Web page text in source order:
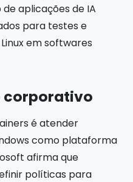
aplicações de IA
para testes e
em softwares
corporativo
é atender
como plataforma
afirma que
políticas para